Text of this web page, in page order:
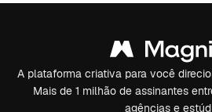
A plataforma criativa para você
Mais de 1 milhão de assinantes
agências e